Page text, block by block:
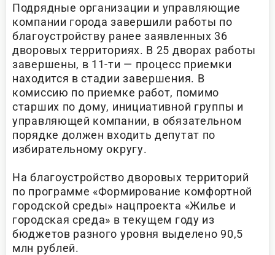
Подрядные организации и управляющие
компании города завершили работы по
благоустройству ранее заявленных 36
дворовых территориях. В 25 дворах работы
завершены, в 11-ти — процесс приемки
находится в стадии завершения. В
комиссию по приемке работ, помимо
старших по дому, инициативной группы и
управляющей компании, в обязательном
порядке должен входить депутат по
избирательному округу.
На благоустройство дворовых территорий
по программе «Формирование комфортной
городской среды» нацпроекта «Жилье и
городская среда» в текущем году из
бюджетов разного уровня выделено 90,5
млн рублей.